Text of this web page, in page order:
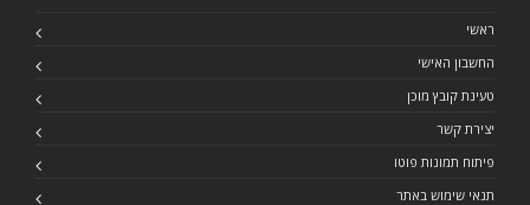
ראשי
החשבון האישי
טעינת קובץ מוכן
יצירת קשר
פיתוח תמונות פוטו
תנאי שימוש באתר